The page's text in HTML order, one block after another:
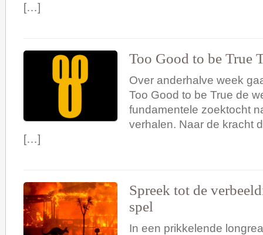
[…]
Too Good to be True
Over anderhalve week
Too Good to be True de
fundamentele zoektocht
verhalen. Naar de kracht
[…]
Spreek tot de
spel
In een prikkelende